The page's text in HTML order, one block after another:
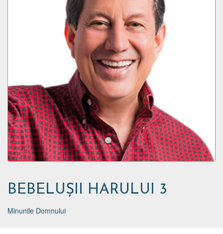
BEBELUȘII HARULUI 3
Minunile Domnului